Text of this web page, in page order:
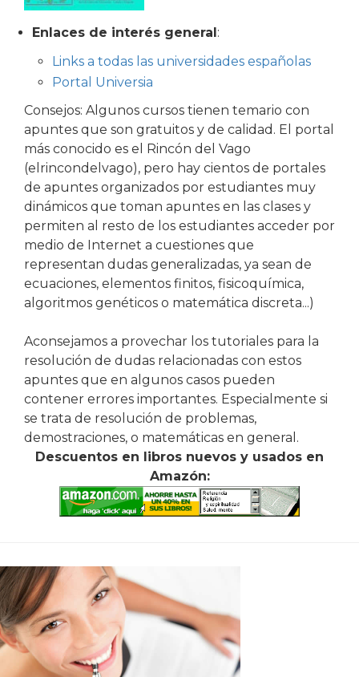
Enlaces de interés general:
Links a todas las universidades españolas
Portal Universia
Consejos: Algunos cursos tienen temario con
apuntes que son gratuitos y de calidad. El portal
más conocido es el Rincón del Vago
(elrincondelvago), pero hay cientos de portales
de apuntes organizados por estudiantes muy
dinámicos que toman apuntes en las clases y
permiten al resto de los estudiantes acceder por
medio de Internet a cuestiones que
representan dudas generalizadas, ya sean de
ecuaciones, elementos finitos, fisicoquímica,
algoritmos genéticos o matemática discreta...)
Aconsejamos a provechar los tutoriales para la
resolución de dudas relacionadas con estos
apuntes que en algunos casos pueden
contener errores importantes. Especialmente si
se trata de resolución de problemas,
demostraciones, o matemáticas en general.
Descuentos en libros nuevos y usados en
Amazón: